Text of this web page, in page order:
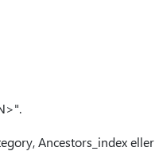
Ancestors_index eller